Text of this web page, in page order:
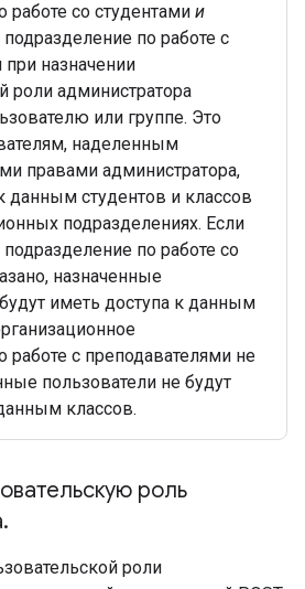
работе со студентами и
по работе с
назначении
роли администратора
или группе. Это
наделенным
правами администратора,
данным студентов и классов
подразделениях. Если
по работе со
назначенные
иметь доступа к данным
работе с преподавателями не
пользователи не будут
классов.
роль
.
роли